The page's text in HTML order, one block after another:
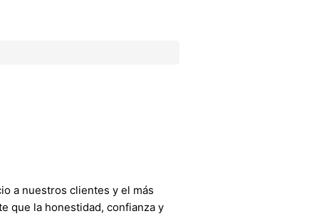
a nuestros clientes y el más
que la honestidad, confianza y